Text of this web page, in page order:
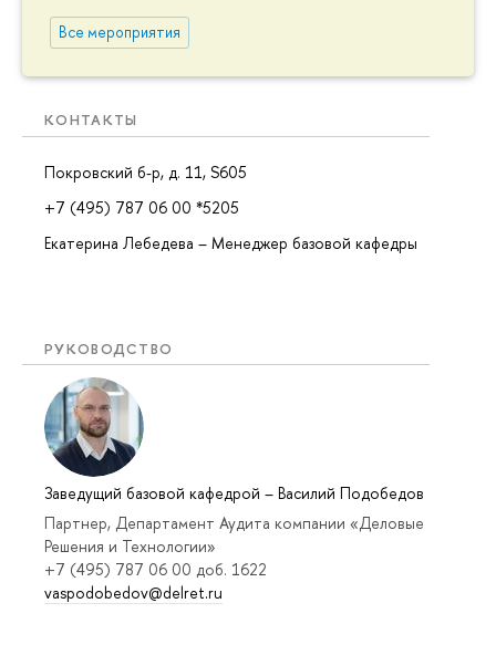
Все мероприятия
КОНТАКТЫ
Покровский б-р, д. 11, S605
+7 (495) 787 06 00 *5205
Екатерина Лебедева – Менеджер базовой кафедры
РУКОВОДСТВО
Заведущий базовой кафедрой – Василий Подобедов
Партнер, Департамент Аудита компании «Деловые
Решения и Технологии»
+7 (495) 787 06 00 доб. 1622
vaspodobedov@delret.ru